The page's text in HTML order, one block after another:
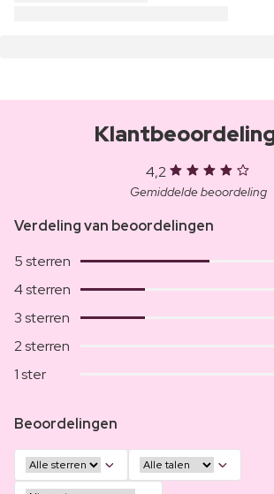
4,2
Gemiddelde beoordeling
Verdeling van beoordelingen
5 sterren
4 sterren
3 sterren
2 sterren
1 ster
Beoordelingen